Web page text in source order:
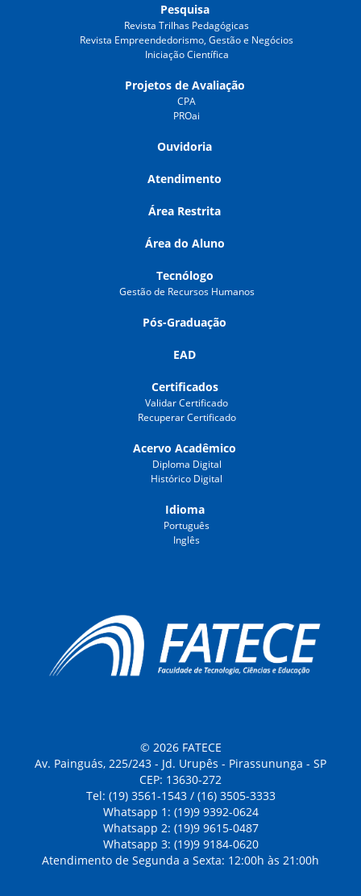
Pesquisa
Revista Trilhas Pedagógicas
Revista Empreendedorismo, Gestão e Negócios
Iniciação Científica
Projetos de Avaliação
CPA
PROai
Ouvidoria
Atendimento
Área Restrita
Área do Aluno
Tecnólogo
Gestão de Recursos Humanos
Pós-Graduação
EAD
Certificados
Validar Certificado
Recuperar Certificado
Acervo Acadêmico
Diploma Digital
Histórico Digital
Idioma
Português
Inglês
© 2026 FATECE
Av. Painguás, 225/243 - Jd. Urupês - Pirassununga - SP
CEP: 13630-272
Tel: (19) 3561-1543 / (16) 3505-3333
Whatsapp 1: (19)9 9392-0624
Whatsapp 2: (19)9 9615-0487
Whatsapp 3: (19)9 9184-0620
Atendimento de Segunda a Sexta: 12:00h às 21:00h